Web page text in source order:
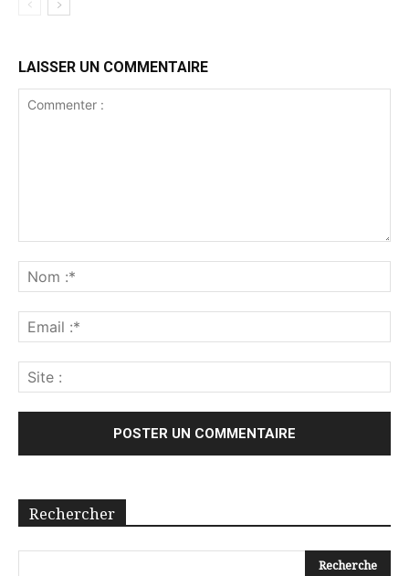
LAISSER UN COMMENTAIRE
Rechercher